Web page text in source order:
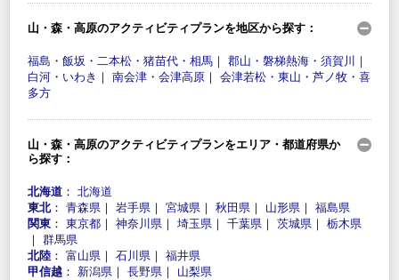
山・森・高原のアクティビティプランを地区から探す：
福島・飯坂・二本松・猪苗代・相馬 ｜ 郡山・磐梯熱海・須賀川
｜
白河・いわき ｜ 南会津・会津高原 ｜ 会津若松・東山・芦ノ牧・喜
多方
山・森・高原のアクティビティプランをエリア・都道府県か
ら探す：
北海道 ： 北海道
東北： 青森県 ｜ 岩手県 ｜ 宮城県 ｜ 秋田県 ｜ 山形県 ｜ 福島県
関東 ： 東京都 ｜ 神奈川県 ｜ 埼玉県 ｜ 千葉県 ｜ 茨城県 ｜ 栃木県
｜ 群馬県
北陸 ： 富山県 ｜ 石川県 ｜ 福井県
甲信越 ： 新潟県 ｜ 長野県 ｜ 山梨県